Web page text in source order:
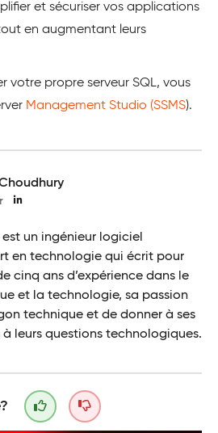
et sécuriser vos applications
en augmentant leurs
votre propre serveur SQL, vous
Management Studio (SSMS).
un ingénieur logiciel
en technologie qui écrit pour
cinq ans d’expérience dans le
et la technologie, sa passion
technique et de donner à ses
à leurs questions technologiques.